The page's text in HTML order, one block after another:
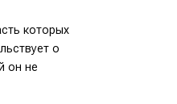
которых
о
он не